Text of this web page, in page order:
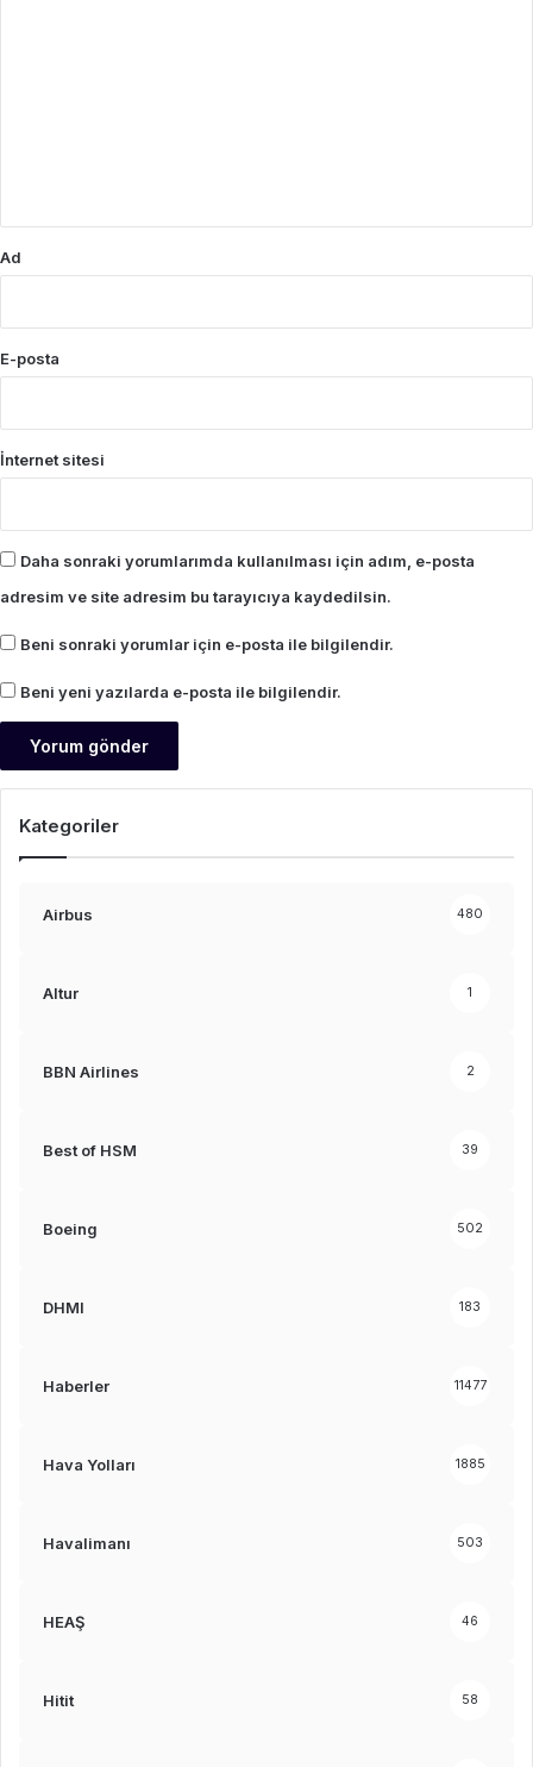
Ad
E-posta
İnternet sitesi
Daha sonraki yorumlarımda kullanılması için adım, e-posta
adresim ve site adresim bu tarayıcıya kaydedilsin.
Beni sonraki yorumlar için e-posta ile bilgilendir.
Beni yeni yazılarda e-posta ile bilgilendir.
Kategoriler
Airbus 480
Altur 1
BBN Airlines 2
Best of HSM 39
Boeing 502
DHMI 183
Haberler 11477
Hava Yolları 1885
Havalimanı 503
HEAŞ 46
Hitit 58